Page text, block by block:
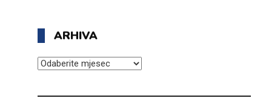
ARHIVA
ARHIVA